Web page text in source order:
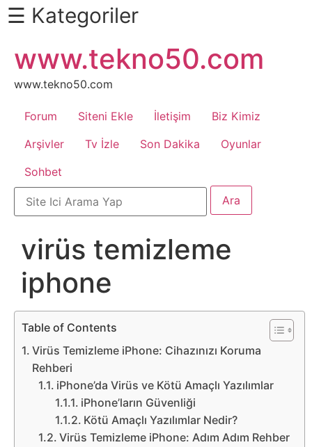
Daha
Fazlası
İçin
Kaydır
Android
Apk
Arabalar
Bankacılık
İşlemleri
Belgesel
Bilgi
Bilgisayar
Bilim
☰ Kategoriler
atla
www.tekno50.com
www.tekno50.com
Forum Siteni Ekle İletişim
Biz Kimiz
Arşivler
Tv İzle Son Dakika
Oyunlar
Sohbet
virüs temizleme
iphone
Table of Contents
Virüs Temizleme iPhone: Cihazınızı Koruma
Rehberi
iPhone’da Virüs ve Kötü Amaçlı Yazılımlar
iPhone’ların Güvenliği
Kötü Amaçlı Yazılımlar Nedir?
Virüs Temizleme iPhone: Adım Adım Rehber